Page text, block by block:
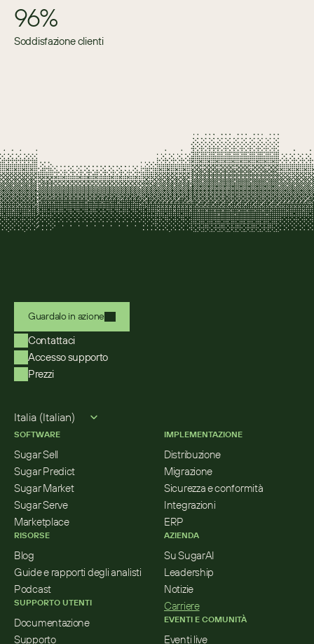
96%
Soddisfazione clienti
Guardalo in azione
Contattaci
Accesso supporto
Prezzi
Italia (Italian)
SOFTWARE
Sugar Sell
Sugar Predict
Sugar Market
Sugar Serve
Marketplace
RISORSE
Blog
Guide e rapporti degli analisti
Podcast
SUPPORTO UTENTI
Documentazione
Supporto
IMPLEMENTAZIONE
Distribuzione
Migrazione
Sicurezza e conformità
Integrazioni
ERP
AZIENDA
Su SugarAI
Leadership
Notizie
Carriere
EVENTI E COMUNITÀ
Eventi live